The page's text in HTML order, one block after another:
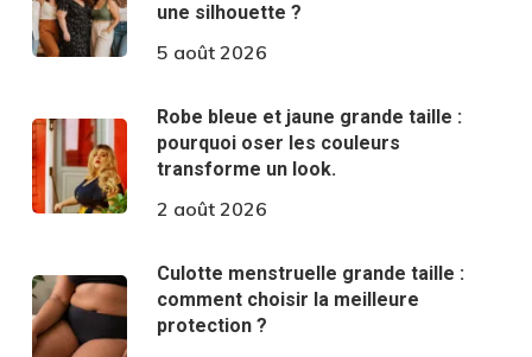
une silhouette ?
5 août 2026
Robe bleue et jaune grande taille :
pourquoi oser les couleurs
transforme un look.
2 août 2026
Culotte menstruelle grande taille :
comment choisir la meilleure
protection ?